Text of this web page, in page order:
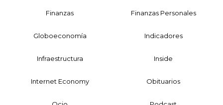
Finanzas Finanzas Personales
Globoeconomía Indicadores
Infraestructura Inside
Internet Economy Obituarios